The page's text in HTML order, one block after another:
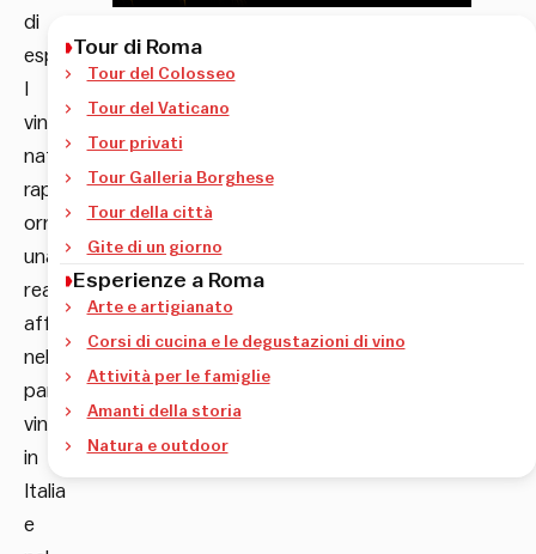
di
esperienza.
vini
naturali
rappresentano
ormai
una
realtà
affermata
nel
panorama
vinicolo
in
Italia
e
Tour di Roma
Tour del Colosseo
Tour del Vaticano
Tour privati
Tour Galleria Borghese
Tour della città
Gite di un giorno
Esperienze a Roma
Arte e artigianato
Corsi di cucina e le degustazioni di vino
Attività per le famiglie
Amanti della storia
Natura e outdoor